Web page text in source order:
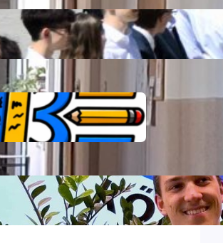
Ballagás
DÖK választás 2026 – Vibe Párt
DÖK választás 2026 – DIÁK
PIRÉZ KÖZÖSSÉG